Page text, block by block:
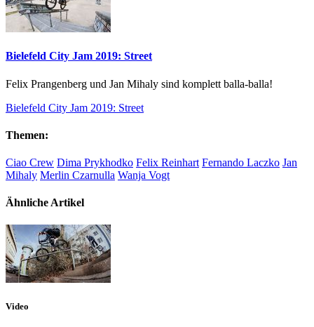
Bielefeld City Jam 2019: Street
Felix Prangenberg und Jan Mihaly sind komplett balla-balla!
Bielefeld City Jam 2019: Street
Themen:
Ciao Crew Dima Prykhodko Felix Reinhart Fernando Laczko Jan
Mihaly Merlin Czarnulla Wanja Vogt
Ähnliche Artikel
Video